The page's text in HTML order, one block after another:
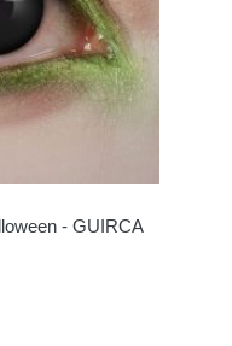
- GUIRCA